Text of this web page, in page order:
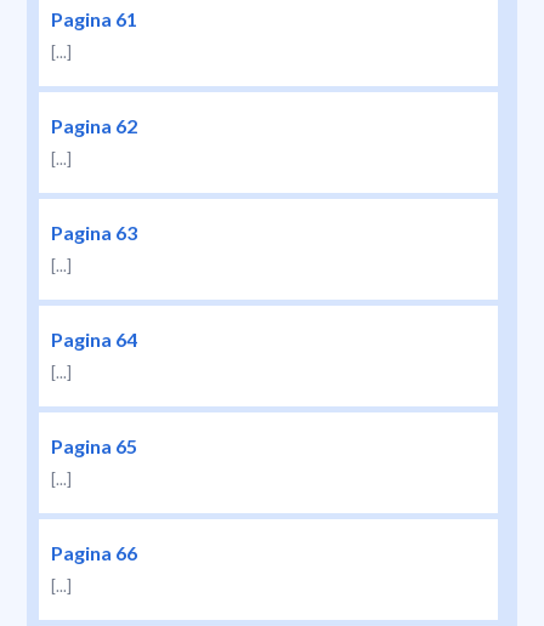
Pagina 61
[...]
Pagina 62
[...]
Pagina 63
[...]
Pagina 64
[...]
Pagina 65
[...]
Pagina 66
[...]